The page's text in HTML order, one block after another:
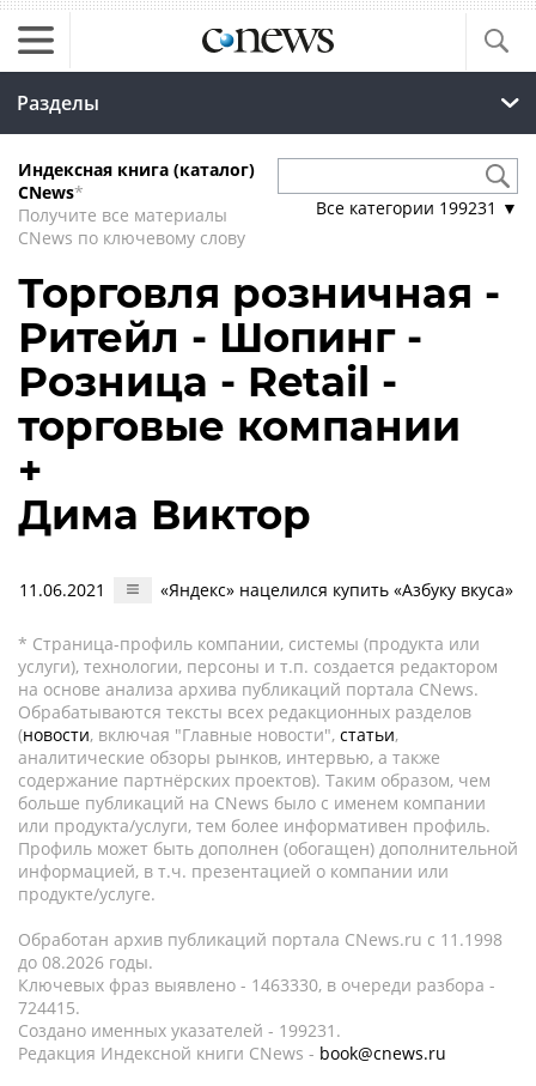
Разделы
Индексная книга (каталог)
CNews*
Получите все материалы
CNews по ключевому слову
Все категории 199231 ▼
Торговля розничная -
Ритейл - Шопинг -
Розница - Retail -
торговые компании
+
Дима Виктор
11.06.2021 «Яндекс» нацелился купить «Азбуку вкуса»
* Страница-профиль компании, системы (продукта или
услуги), технологии, персоны и т.п. создается редактором
на основе анализа архива публикаций портала CNews.
Обрабатываются тексты всех редакционных разделов
(новости, включая "Главные новости", статьи,
аналитические обзоры рынков, интервью, а также
содержание партнёрских проектов). Таким образом, чем
больше публикаций на CNews было с именем компании
или продукта/услуги, тем более информативен профиль.
Профиль может быть дополнен (обогащен) дополнительной
информацией, в т.ч. презентацией о компании или
продукте/услуге.
Обработан архив публикаций портала CNews.ru c 11.1998
до 08.2026 годы.
Ключевых фраз выявлено - 1463330, в очереди разбора -
724415.
Создано именных указателей - 199231.
Редакция Индексной книги CNews - book@cnews.ru